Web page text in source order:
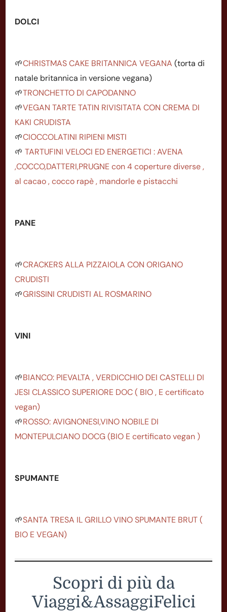
DOLCI
🌱CHRISTMAS CAKE BRITANNICA VEGANA (torta di
natale britannica in versione vegana)
🌱TRONCHETTO DI CAPODANNO
🌱VEGAN TARTE TATIN RIVISITATA CON CREMA DI
KAKI CRUDISTA
🌱CIOCCOLATINI RIPIENI MISTI
🌱 TARTUFINI VELOCI ED ENERGETICI : AVENA
,COCCO,DATTERI,PRUGNE con 4 coperture diverse ,
al cacao , cocco rapè , mandorle e pistacchi
PANE
🌱CRACKERS ALLA PIZZAIOLA CON ORIGANO
CRUDISTI
🌱GRISSINI CRUDISTI AL ROSMARINO
VINI
🌱BIANCO: PIEVALTA , VERDICCHIO DEI CASTELLI DI
JESI CLASSICO SUPERIORE DOC ( BIO , E certificato
vegan)
🌱ROSSO: AVIGNONESI,VINO NOBILE DI
MONTEPULCIANO DOCG (BIO E certificato vegan )
SPUMANTE
🌱SANTA TRESA IL GRILLO VINO SPUMANTE BRUT (
BIO E VEGAN)
Scopri di più da
Viaggi&AssaggiFelici